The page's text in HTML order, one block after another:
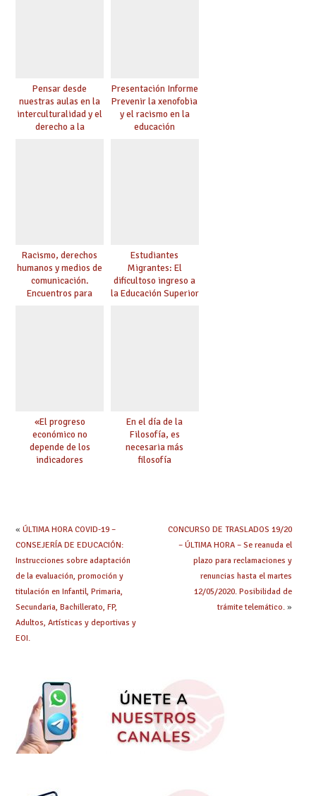
Pensar desde
nuestras aulas en la
interculturalidad y el
derecho a la
Presentación Informe
Prevenir la xenofobia
y el racismo en la
educación
Racismo, derechos
humanos y medios de
comunicación.
Encuentros para
Estudiantes
Migrantes: El
dificultoso ingreso a
la Educación Superior
«El progreso
económico no
depende de los
indicadores
En el día de la
Filosofía, es
necesaria más
filosofía
« ÚLTIMA HORA COVID-19 –
CONSEJERÍA DE EDUCACIÓN:
Instrucciones sobre adaptación
de la evaluación, promoción y
titulación en Infantil, Primaria,
Secundaria, Bachillerato, FP,
Adultos, Artísticas y deportivas y
EOI.
CONCURSO DE TRASLADOS 19/20
– ÚLTIMA HORA – Se reanuda el
plazo para reclamaciones y
renuncias hasta el martes
12/05/2020. Posibilidad de
trámite telemático.»